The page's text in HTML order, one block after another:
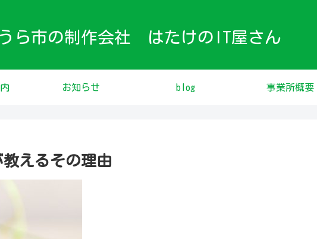
ら市の制作会社 はたけのIT屋さん
お知らせ blog 事業所概要
教えるその理由